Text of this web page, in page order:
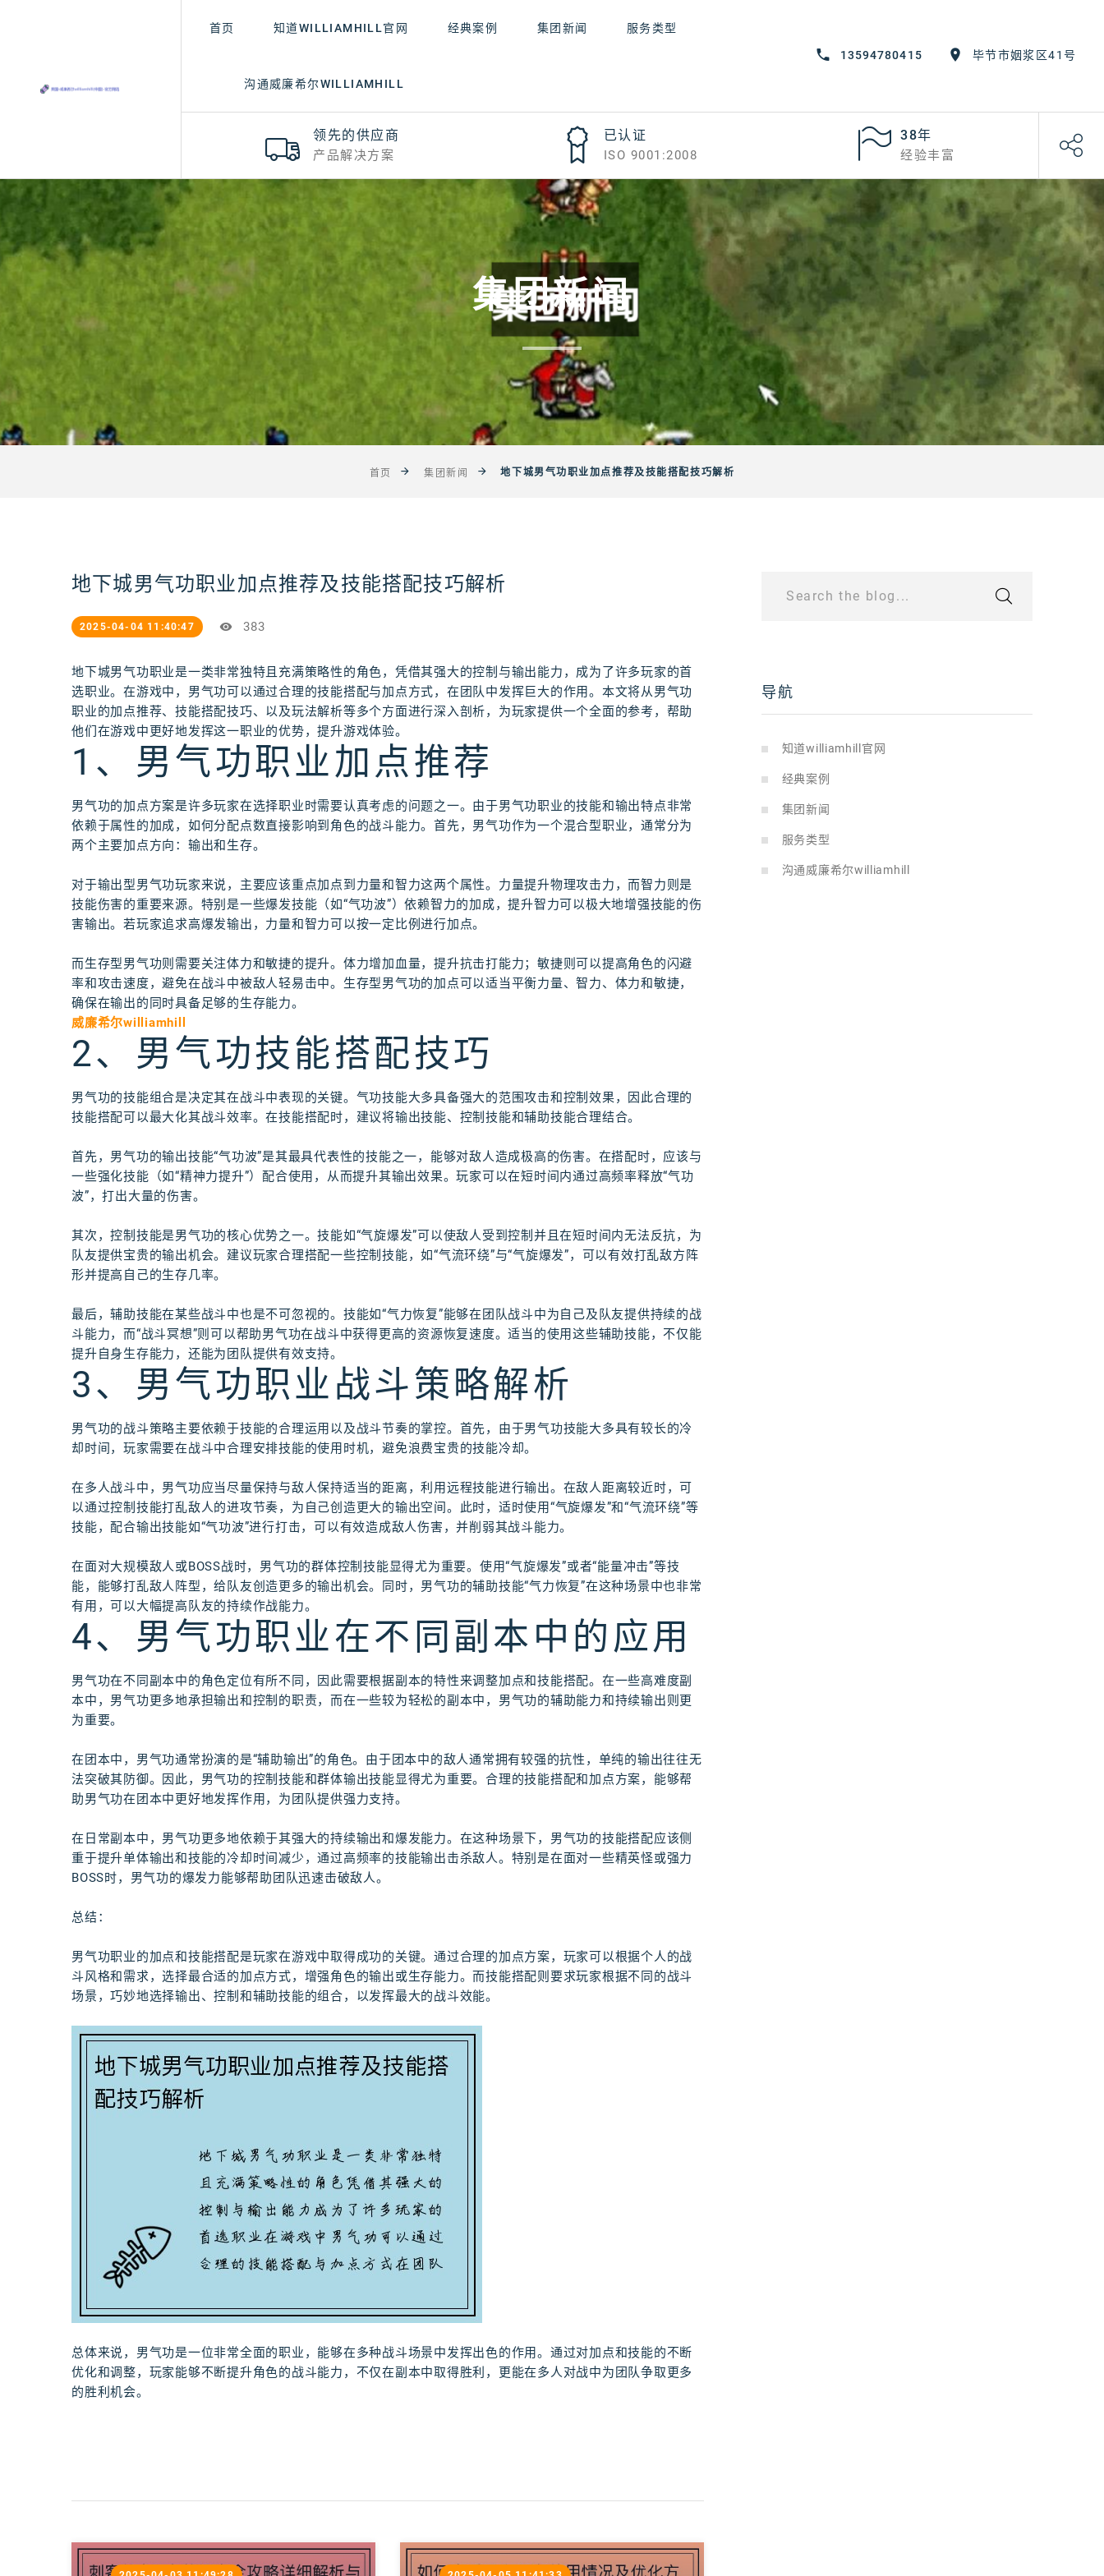
13594780415 毕节市姻浆区41号
首页 知道WILLIAMHILL官网 经典案例 集团新闻 服务类型
沟通威廉希尔WILLIAMHILL
领先的供应商
产品解决方案
已认证
ISO 9001:2008
38年
经验丰富
集团新闻
首页 集团新闻 地下城男气功职业加点推荐及技能搭配技巧解析
地下城男气功职业加点推荐及技能搭配技巧解析
2025-04-04 11:40:47 383
地下城男气功职业是一类非常独特且充满策略性的角色，凭借其强大的控制与输出能力，成为了许多玩家的首
选职业。在游戏中，男气功可以通过合理的技能搭配与加点方式，在团队中发挥巨大的作用。本文将从男气功
职业的加点推荐、技能搭配技巧、以及玩法解析等多个方面进行深入剖析，为玩家提供一个全面的参考，帮助
他们在游戏中更好地发挥这一职业的优势，提升游戏体验。
1、男气功职业加点推荐
男气功的加点方案是许多玩家在选择职业时需要认真考虑的问题之一。由于男气功职业的技能和输出特点非常
依赖于属性的加成，如何分配点数直接影响到角色的战斗能力。首先，男气功作为一个混合型职业，通常分为
两个主要加点方向：输出和生存。
对于输出型男气功玩家来说，主要应该重点加点到力量和智力这两个属性。力量提升物理攻击力，而智力则是
技能伤害的重要来源。特别是一些爆发技能（如“气功波”）依赖智力的加成，提升智力可以极大地增强技能的伤
害输出。若玩家追求高爆发输出，力量和智力可以按一定比例进行加点。
而生存型男气功则需要关注体力和敏捷的提升。体力增加血量，提升抗击打能力；敏捷则可以提高角色的闪避
率和攻击速度，避免在战斗中被敌人轻易击中。生存型男气功的加点可以适当平衡力量、智力、体力和敏捷，
确保在输出的同时具备足够的生存能力。
威廉希尔williamhill
2、男气功技能搭配技巧
男气功的技能组合是决定其在战斗中表现的关键。气功技能大多具备强大的范围攻击和控制效果，因此合理的
技能搭配可以最大化其战斗效率。在技能搭配时，建议将输出技能、控制技能和辅助技能合理结合。
首先，男气功的输出技能“气功波”是其最具代表性的技能之一，能够对敌人造成极高的伤害。在搭配时，应该与
一些强化技能（如“精神力提升”）配合使用，从而提升其输出效果。玩家可以在短时间内通过高频率释放“气功
波”，打出大量的伤害。
其次，控制技能是男气功的核心优势之一。技能如“气旋爆发”可以使敌人受到控制并且在短时间内无法反抗，为
队友提供宝贵的输出机会。建议玩家合理搭配一些控制技能，如“气流环绕”与“气旋爆发”，可以有效打乱敌方阵
形并提高自己的生存几率。
最后，辅助技能在某些战斗中也是不可忽视的。技能如“气力恢复”能够在团队战斗中为自己及队友提供持续的战
斗能力，而“战斗冥想”则可以帮助男气功在战斗中获得更高的资源恢复速度。适当的使用这些辅助技能，不仅能
提升自身生存能力，还能为团队提供有效支持。
3、男气功职业战斗策略解析
男气功的战斗策略主要依赖于技能的合理运用以及战斗节奏的掌控。首先，由于男气功技能大多具有较长的冷
却时间，玩家需要在战斗中合理安排技能的使用时机，避免浪费宝贵的技能冷却。
在多人战斗中，男气功应当尽量保持与敌人保持适当的距离，利用远程技能进行输出。在敌人距离较近时，可
以通过控制技能打乱敌人的进攻节奏，为自己创造更大的输出空间。此时，适时使用“气旋爆发”和“气流环绕”等
技能，配合输出技能如“气功波”进行打击，可以有效造成敌人伤害，并削弱其战斗能力。
在面对大规模敌人或BOSS战时，男气功的群体控制技能显得尤为重要。使用“气旋爆发”或者“能量冲击”等技
能，能够打乱敌人阵型，给队友创造更多的输出机会。同时，男气功的辅助技能“气力恢复”在这种场景中也非常
有用，可以大幅提高队友的持续作战能力。
4、男气功职业在不同副本中的应用
男气功在不同副本中的角色定位有所不同，因此需要根据副本的特性来调整加点和技能搭配。在一些高难度副
本中，男气功更多地承担输出和控制的职责，而在一些较为轻松的副本中，男气功的辅助能力和持续输出则更
为重要。
在团本中，男气功通常扮演的是“辅助输出”的角色。由于团本中的敌人通常拥有较强的抗性，单纯的输出往往无
法突破其防御。因此，男气功的控制技能和群体输出技能显得尤为重要。合理的技能搭配和加点方案，能够帮
助男气功在团本中更好地发挥作用，为团队提供强力支持。
在日常副本中，男气功更多地依赖于其强大的持续输出和爆发能力。在这种场景下，男气功的技能搭配应该侧
重于提升单体输出和技能的冷却时间减少，通过高频率的技能输出击杀敌人。特别是在面对一些精英怪或强力
BOSS时，男气功的爆发力能够帮助团队迅速击破敌人。
总结：
男气功职业的加点和技能搭配是玩家在游戏中取得成功的关键。通过合理的加点方案，玩家可以根据个人的战
斗风格和需求，选择最合适的加点方式，增强角色的输出或生存能力。而技能搭配则要求玩家根据不同的战斗
场景，巧妙地选择输出、控制和辅助技能的组合，以发挥最大的战斗效能。
总体来说，男气功是一位非常全面的职业，能够在多种战斗场景中发挥出色的作用。通过对加点和技能的不断
优化和调整，玩家能够不断提升角色的战斗能力，不仅在副本中取得胜利，更能在多人对战中为团队争取更多
的胜利机会。
Search the blog...
导航
知道williamhill官网
经典案例
集团新闻
服务类型
沟通威廉希尔williamhill